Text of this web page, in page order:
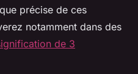
précise de ces
notamment dans des
de 3